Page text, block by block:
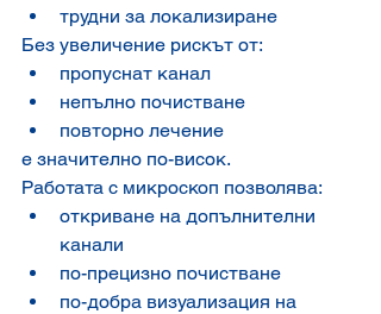
трудни за локализиране
Без увеличение рискът от:
пропуснат канал
непълно почистване
повторно лечение
е значително по-висок.
Работата с микроскоп позволява:
откриване на допълнителни
канали
по-прецизно почистване
по-добра визуализация на